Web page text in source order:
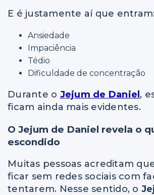
E é justamente aí que
Ansiedade
Impaciência
Tédio
Dificuldade de concentração
Durante o Jejum de Daniel ,
ficam ainda mais evidentes.
O Jejum de Daniel revela o
escondido
Muitas pessoas acreditam
ficar sem redes sociais com
tentarem. Nesse sentido, o